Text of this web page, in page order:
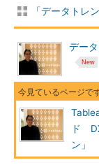
「データトレ
デー
ド
ン」